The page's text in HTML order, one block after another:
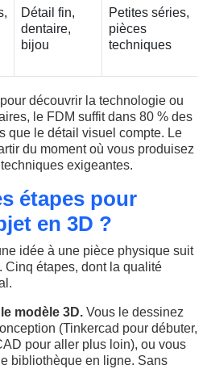
Détail fin,
dentaire,
bijou
Petites séries,
pièces
techniques
pour découvrir la technologie ou
le FDM suffit dans 80 % des
que le détail visuel compte. Le
du moment où vous produisez
exigeantes.
étapes pour
en 3D ?
idée à une pièce physique suit
Cinq étapes, dont la qualité
modèle 3D. Vous le dessinez
(Tinkercad pour débuter,
pour aller plus loin), ou vous
bibliothèque en ligne. Sans